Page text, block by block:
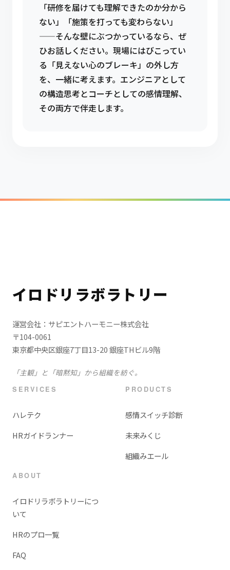
「研修を届けても理解できたのか分から
ない」「施策を打っても変わらない」
——そんな壁にぶつかっているなら、ぜ
ひお話しください。現場にはびこってい
る「見えない心のブレーキ」の外し方
を、一緒に考えます。エンジニアとして
の構造思考とコーチとしての感情理解、
その両方で伴走します。
イロドリラボラトリー
運営会社：サピエントハーモニー株式会社
〒104-0061
東京都中央区銀座7丁目13-20 銀座THビル9階
「主観」と「暗黙知」から組織を紡ぐ。
SERVICES
ハレテク
HRガイドランナー
PRODUCTS
感情スイッチ診断
未来みくじ
組織みエール
ABOUT
イロドリラボラトリーにつ
いて
HRのプロ一覧
FAQ